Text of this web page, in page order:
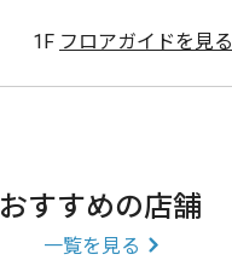
1F フロアガイドを見る
おすすめの店舗
一覧を見る